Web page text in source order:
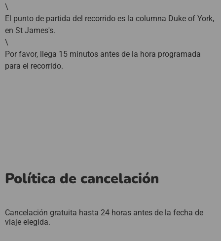
\
El punto de partida del recorrido es la columna Duke of York,
en St James's.
\
Por favor, llega 15 minutos antes de la hora programada
para el recorrido.
Política de cancelación
Cancelación gratuita hasta 24 horas antes de la fecha de
viaje elegida.